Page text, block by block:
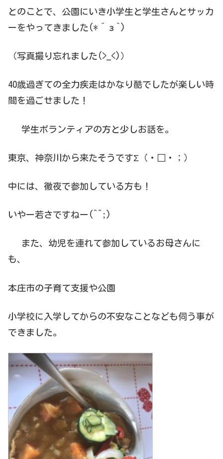
とのことで、公園にいき小学生と学生さんとサッカ
ーをやってきました(*´з`)
（写真撮り忘れました(>_<)）
40歳過ぎての全力疾走はかなり酷でしたが楽しい時
間を過ごせました！
学生ボランティアの方と少しお話を。
東京、神奈川から来たそうですΣ（・□・；）
中には、徹夜で参加している方も！
いやー若さですねー(^^;)
また、幼児を連れて参加しているお母さんに
も、
本庄市の子育て支援や公園
小学校に入学してからの不安なことなども伺う事が
できました。